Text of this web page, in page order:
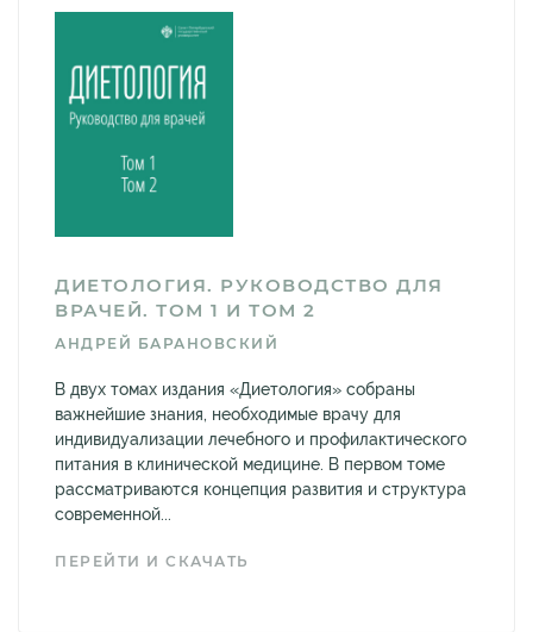
ДИЕТОЛОГИЯ. РУКОВОДСТВО ДЛЯ
ВРАЧЕЙ. ТОМ 1 И ТОМ 2
АНДРЕЙ БАРАНОВСКИЙ
В двух томах издания «Диетология» собраны
важнейшие знания, необходимые врачу для
индивидуализации лечебного и профилактического
питания в клинической медицине. В первом томе
рассматриваются концепция развития и структура
современной...
ПЕРЕЙТИ И СКАЧАТЬ